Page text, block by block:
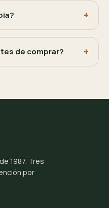
de comprar?
1987. Tres
por